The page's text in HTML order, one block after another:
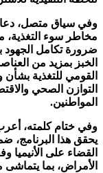
وفي سياق متصل،
مخاطر سوء التغذية،
ضرورة تكامل الجهود
الخبز بمزيد من
القومي للتغذية
التوازن الصحي
المواطنين.
وفي ختام كلمته،
يحقق هذا البرنامج،
القضاء على الأنيميا
الأمراض، بما يتماشى مع رؤية مصر